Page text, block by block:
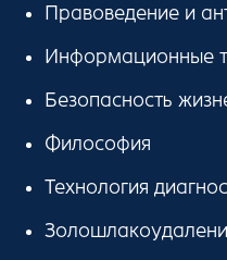
Правоведение и
Информационные
Безопасность
Философия
Технология